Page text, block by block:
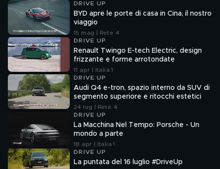
DRIVE UP
BYD apre le porte di casa in Cina, il nostro
viaggio
15 mag | Rete 4
DRIVE UP
Renault Twingo E-tech Electric, design
frizzante e forme arrotondate
11 apr | Italia 1
DRIVE UP
Audi Q4 e-tron, spazio interno da SUV di
segmento superiore e ritocchi estetici
24 lug | Rete 4
DRIVE UP
La Macchina Nel Tempo: Porsche - Un
mondo a parte
18 apr | Italia 1
DRIVE UP
La puntata del 16 luglio #DriveUp